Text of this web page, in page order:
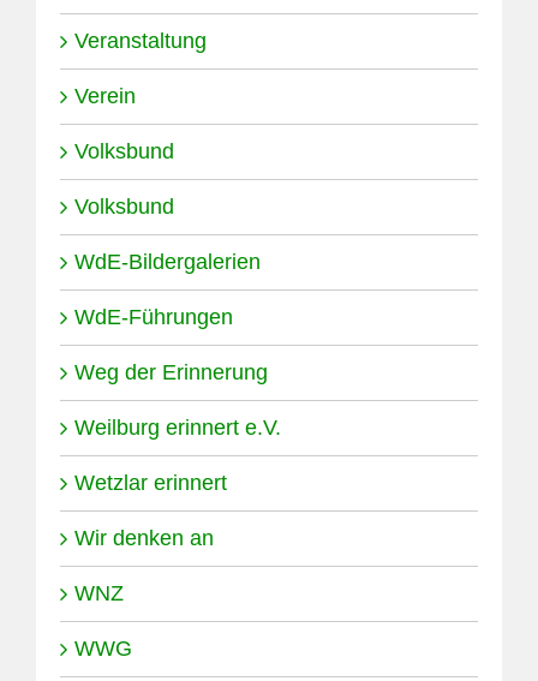
Veranstaltung
Verein
Volksbund
Volksbund
WdE-Bildergalerien
WdE-Führungen
Weg der Erinnerung
Weilburg erinnert e.V.
Wetzlar erinnert
Wir denken an
WNZ
WWG